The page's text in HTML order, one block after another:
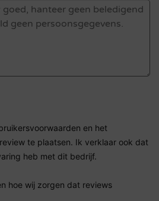
en het
te plaatsen. Ik verklaar ook dat
heb met dit bedrijf.
hoe wij zorgen dat reviews